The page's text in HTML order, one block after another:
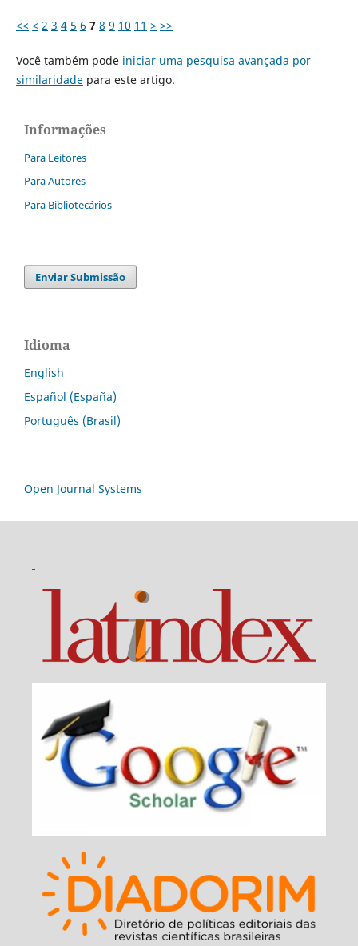
<< < 2 3 4 5 6 7 8 9 10 11 > >>
Você também pode iniciar uma pesquisa avançada por
similaridadepara este artigo.
Informações
Para Leitores
Para Autores
Para Bibliotecários
Enviar Submissão
Idioma
English
Español (España)
Português (Brasil)
Open Journal Systems